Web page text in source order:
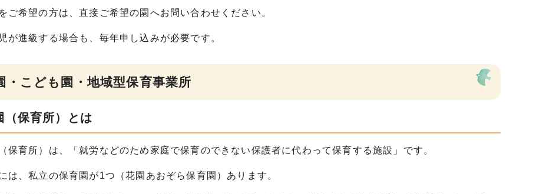
ご希望の方は、直接ご希望の園へお問い合わせください。
が進級する場合も、毎年申し込みが必要です。
・こども園・地域型保育事業所
（保育所）とは
保育所）は、「就労などのため家庭で保育のできない保護者に代わって保育する施設」です。
は、私立の保育園が1つ（花園あおぞら保育園）あります。